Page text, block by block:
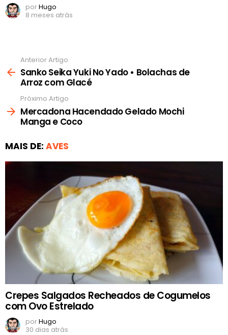
porHugo
8 meses atrás
mais
Anterior Artigo
Sanko Seika Yuki No Yado • Bolachas de
Arroz com Glacé
Próximo Artigo
Mercadona Hacendado Gelado Mochi
Manga e Coco
MAIS DE: AVES
Crepes Salgados Recheados de Cogumelos
com Ovo Estrelado
porHugo
30 dias atrás